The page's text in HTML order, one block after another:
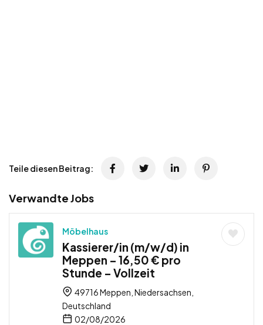
Teile diesen Beitrag:
Verwandte Jobs
Möbelhaus
Kassierer/in (m/w/d) in
Meppen – 16,50 € pro
Stunde – Vollzeit
49716 Meppen, Niedersachsen,
Deutschland
02/08/2026